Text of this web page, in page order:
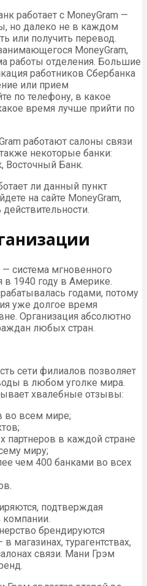
работает с MoneyGram —
но далеко не в каждом
или получить перевод.
MoneyGram,
работы отделения. Большие
работников Сбербанка
или прием
по телефону, в какое
время лучше прийти по
работают салоны связи
некоторые банки:
Восточный Банк.
ли данный пункт
на сайте MoneyGram,
— система мгновенного
в 1940 году в Америке.
годами, потому
уже долгое время
Организация абсолютно
любых стран.
сети филиалов позволяет
в любом уголке мира.
хвалебные отзывы:
во всем мире;
партнеров в каждой стране
миру;
чем 400 банками во всех
подтверждая
компании.
брендируются
магазинах, турагентствах,
связи. Мани Грэм